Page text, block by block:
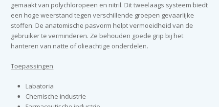
gemaakt van polychloropeen en nitril. Dit tweelaags systeem biedt
een hoge weerstand tegen verschillende groepen gevaarlijke
stoffen. De anatomische pasvorm helpt vermoeidheid van de
gebruiker te verminderen. Ze behouden goede grip bij het
hanteren van natte of olieachtige onderdelen.
Toepassingen
Labatoria
Chemische industrie